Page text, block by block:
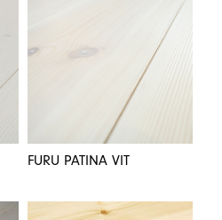
FURU PATINA VIT